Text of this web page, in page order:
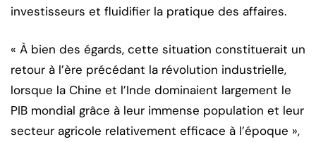
investisseurs et fluidifier la pratique des affaires.
« À bien des égards, cette situation constituerait un
retour à l’ère précédant la révolution industrielle,
lorsque la Chine et l’Inde dominaient largement le
PIB mondial grâce à leur immense population et leur
secteur agricole relativement efficace à l’époque »,